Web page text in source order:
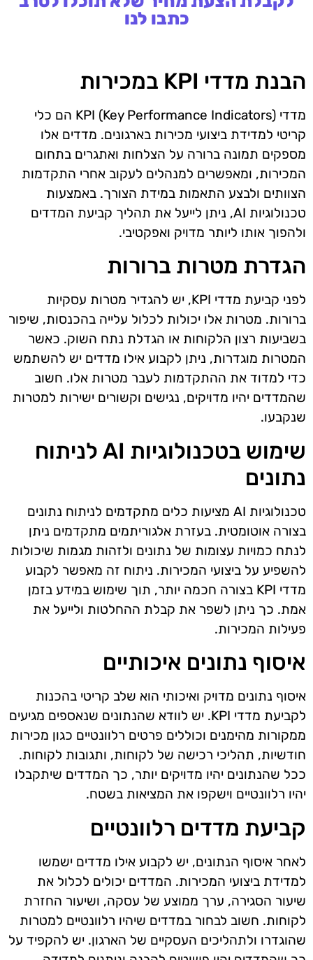
כתבו לנו
הבנת מדדי KPI במכירות
מדדי KPI (Key Performance Indicators) הם כלי
קריטי למדידת ביצועי מכירות בארגונים. מדדים אלו
מספקים תמונה ברורה על הצלחות ואתגרים בתחום
המכירות, ומאפשרים למנהלים לעקוב אחרי התקדמות
הצוותים ולבצע התאמות במידת הצורך. באמצעות
טכנולוגיות AI, ניתן לייעל את תהליך קביעת המדדים
ולהפוך אותו ליותר מדויק ואפקטיבי.
הגדרת מטרות ברורות
לפני קביעת מדדי KPI, יש להגדיר מטרות עסקיות
ברורות. מטרות אלו יכולות לכלול עלייה בהכנסות, שיפור
בשביעות רצון הלקוחות או הגדלת נתח השוק. כאשר
המטרות מוגדרות, ניתן לקבוע אילו מדדים יש להשתמש
כדי למדוד את ההתקדמות לעבר מטרות אלו. חשוב
שהמדדים יהיו מדויקים, נגישים וקשורים ישירות למטרות
שנקבעו.
שימוש בטכנולוגיות AI לניתוח
נתונים
טכנולוגיות AI מציעות כלים מתקדמים לניתוח נתונים
בצורה אוטומטית. בעזרת אלגוריתמים מתקדמים ניתן
לנתח כמויות עצומות של נתונים ולזהות מגמות שיכולות
להשפיע על ביצועי המכירות. ניתוח זה מאפשר לקבוע
מדדי KPI בצורה חכמה יותר, תוך שימוש במידע בזמן
אמת. כך ניתן לשפר את קבלת ההחלטות ולייעל את
פעילות המכירות.
איסוף נתונים איכותיים
איסוף נתונים מדויק ואיכותי הוא שלב קריטי בהכנות
לקביעת מדדי KPI. יש לוודא שהנתונים שנאספים מגיעים
ממקורות מהימנים וכוללים פרטים רלוונטיים כגון מכירות
חודשיות, תהליכי רכישה של לקוחות, ותגובות לקוחות.
ככל שהנתונים יהיו מדויקים יותר, כך המדדים שיתקבלו
יהיו רלוונטיים וישקפו את המציאות בשטח.
קביעת מדדים רלוונטיים
לאחר איסוף הנתונים, יש לקבוע אילו מדדים ישמשו
למדידת ביצועי המכירות. המדדים יכולים לכלול את
שיעור הסגירה, ערך ממוצע של עסקה, ושיעור החזרת
לקוחות. חשוב לבחור במדדים שיהיו רלוונטיים למטרות
שהוגדרו ולתהליכים העסקיים של הארגון. יש להקפיד על